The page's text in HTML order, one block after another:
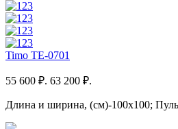
Timo TE-0701
55 600 ₽. 63 200 ₽.
Длина и ширина, (см)-100x100;